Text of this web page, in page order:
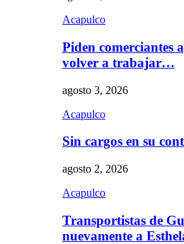
Acapulco
Piden comerciantes
volver a trabajar…
agosto 3, 2026
Acapulco
Sin cargos en su
agosto 2, 2026
Acapulco
Transportistas de
nuevamente a